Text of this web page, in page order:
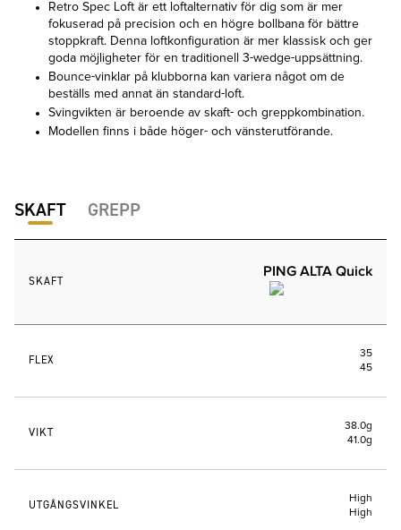
Retro Spec Loft är ett loftalternativ för dig som är mer
fokuserad på precision och en högre bollbana för bättre
stoppkraft. Denna loftkonfiguration är mer klassisk och ger
goda möjligheter för en traditionell 3-wedge-uppsättning.
Bounce-vinklar på klubborna kan variera något om de
beställs med annat än standard-loft.
Svingvikten är beroende av skaft- och greppkombination.
Modellen finns i både höger- och vänsterutförande.
SKAFT GREPP
SKAFT
PING ALTA Quick
FLEX
35
45
VIKT
38.0g
41.0g
UTGÅNGSVINKEL
High
High